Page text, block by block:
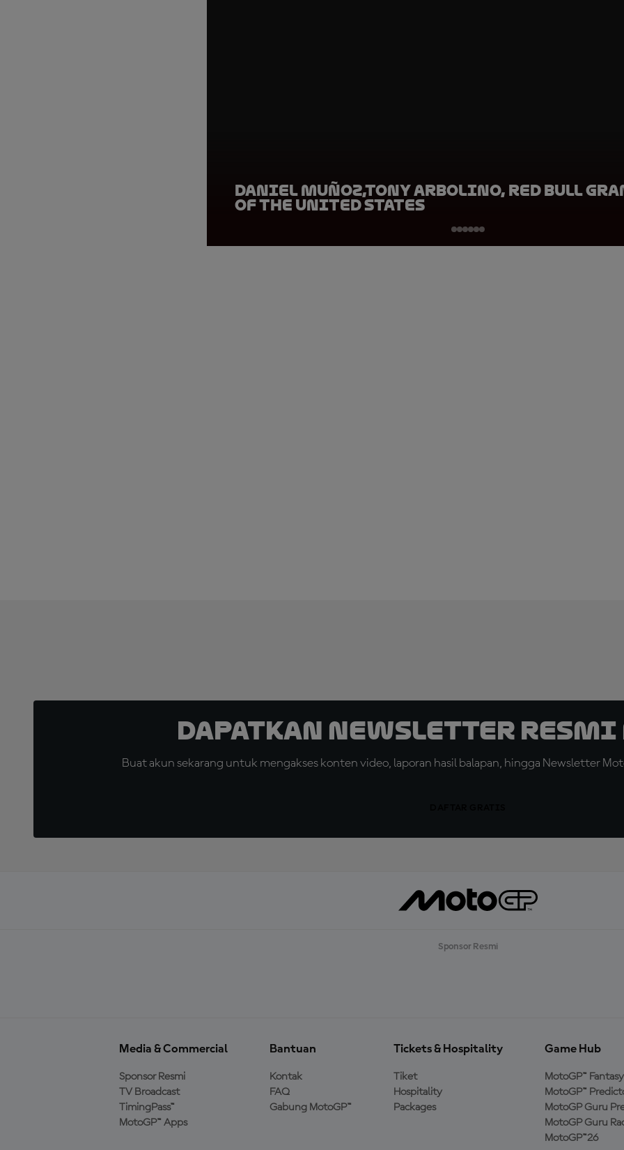
Daniel Muñoz,Tony Arbolino, Red Bull
of the United States
Dapatkan Newsletter Resmi
Buat akun sekarang untuk mengakses konten video, laporan hasil balapan, hingga Newsletter
Sponsor Resmi
Media & Commercial
Sponsor Resmi
TV Broadcast
TimingPass™
MotoGP™ Apps
Bantuan
Kontak
FAQ
Gabung MotoGP™
Tickets & Hospitality
Tiket
Hospitality
Packages
Game Hub
MotoGP™ Fantasy
MotoGP™
MotoGP Guru
MotoGP Guru
MotoGP™26